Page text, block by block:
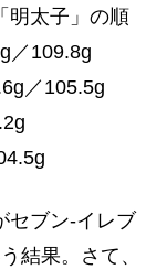
明太子」の順
／109.8g
／105.5g
セブン-イレブ
結果。さて、